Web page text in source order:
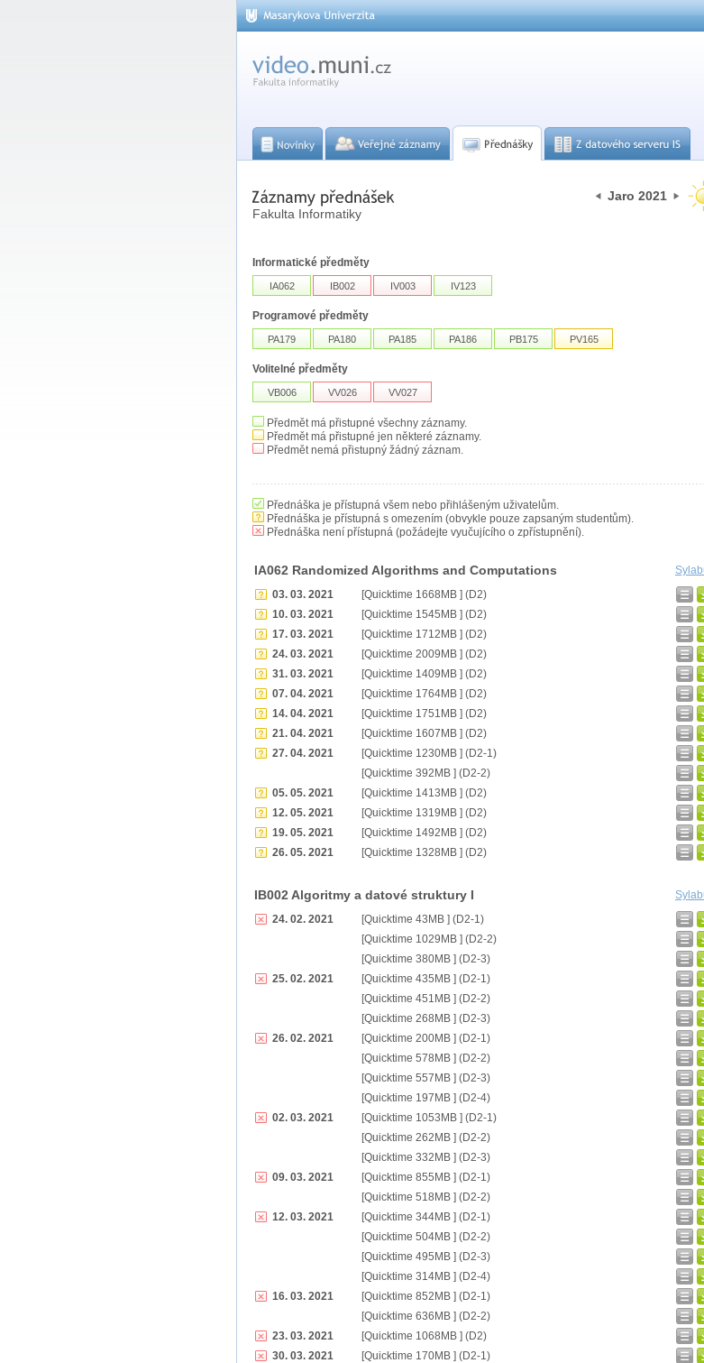
Fakulta Informatiky
Jaro 2021
Informatické předměty
IA062 IB002 IV003 IV123
Programové předměty
PA179 PA180 PA185 PA186 PB175 PV165
Volitelné předměty
VB006 VV026 VV027
Předmět má přistupné všechny záznamy.
Předmět má přistupné jen některé záznamy.
Předmět nemá přistupný žádný záznam.
Přednáška je přístupná všem nebo přihlášeným uživatelům.
Přednáška je přístupná s omezením (obvykle pouze zapsaným studentům).
Přednáška není přístupná (požádejte vyučujícího o zpřístupnění).
IA062 Randomized Algorithms and Computations
03. 03. 2021
[Quicktime 1668MB ] (D2)
10. 03. 2021
[Quicktime 1545MB ] (D2)
17. 03. 2021
[Quicktime 1712MB ] (D2)
24. 03. 2021
[Quicktime 2009MB ] (D2)
31. 03. 2021
[Quicktime 1409MB ] (D2)
07. 04. 2021
[Quicktime 1764MB ] (D2)
14. 04. 2021
[Quicktime 1751MB ] (D2)
21. 04. 2021
[Quicktime 1607MB ] (D2)
27. 04. 2021
[Quicktime 1230MB ] (D2-1)
[Quicktime 392MB ] (D2-2)
05. 05. 2021
[Quicktime 1413MB ] (D2)
12. 05. 2021
[Quicktime 1319MB ] (D2)
19. 05. 2021
[Quicktime 1492MB ] (D2)
26. 05. 2021
[Quicktime 1328MB ] (D2)
IB002 Algoritmy a datové struktury I
24. 02. 2021
[Quicktime 43MB ] (D2-1)
[Quicktime 1029MB ] (D2-2)
[Quicktime 380MB ] (D2-3)
25. 02. 2021
[Quicktime 435MB ] (D2-1)
[Quicktime 451MB ] (D2-2)
[Quicktime 268MB ] (D2-3)
26. 02. 2021
[Quicktime 200MB ] (D2-1)
[Quicktime 578MB ] (D2-2)
[Quicktime 557MB ] (D2-3)
[Quicktime 197MB ] (D2-4)
02. 03. 2021
[Quicktime 1053MB ] (D2-1)
[Quicktime 262MB ] (D2-2)
[Quicktime 332MB ] (D2-3)
09. 03. 2021
[Quicktime 855MB ] (D2-1)
[Quicktime 518MB ] (D2-2)
12. 03. 2021
[Quicktime 344MB ] (D2-1)
[Quicktime 504MB ] (D2-2)
[Quicktime 495MB ] (D2-3)
[Quicktime 314MB ] (D2-4)
16. 03. 2021
[Quicktime 852MB ] (D2-1)
[Quicktime 636MB ] (D2-2)
23. 03. 2021
[Quicktime 1068MB ] (D2)
30. 03. 2021
[Quicktime 170MB ] (D2-1)